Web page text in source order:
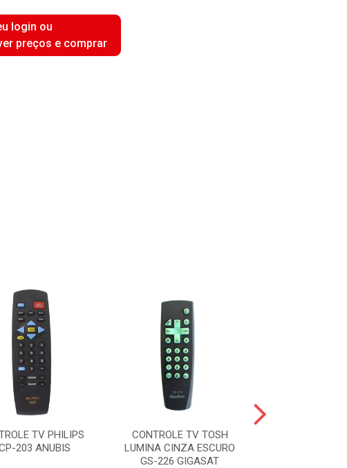
login ou
preços e comprar
TV PHILIPS
203 ANUBIS
CONTROLE TV TOSH
LUMINA CINZA ESCURO
GS-226 GIGASAT